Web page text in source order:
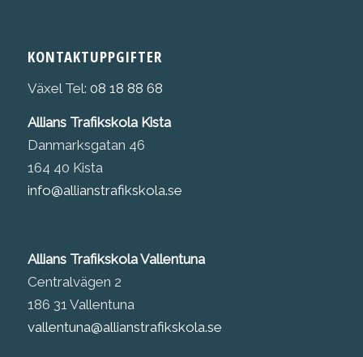
KONTAKTUPPGIFTER
Växel Tel: 08 18 88 68
Allians Trafikskola Kista
Danmarksgatan 46
164 40 Kista
info@allianstrafikskola.se
Allians Trafikskola Vallentuna
Centralvägen 2
186 31 Vallentuna
vallentuna@allianstrafikskola.se